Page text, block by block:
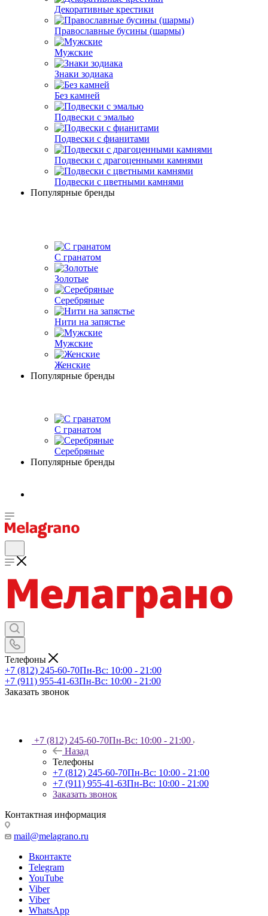
Декоративные крестики
Православные бусины (шармы)
Мужские
Знаки зодиака
Без камней
Подвески с эмалью
Подвески с фианитами
Подвески с драгоценными камнями
Подвески с цветными камнями
Популярные бренды
С гранатом
Золотые
Серебряные
Нити на запястье
Мужские
Женские
Популярные бренды
С гранатом
Серебряные
Популярные бренды
Телефоны
+7 (812) 245-60-70Пн-Вс: 10:00 - 21:00
+7 (911) 955-41-63Пн-Вс: 10:00 - 21:00
Заказать звонок
+7 (812) 245-60-70Пн-Вс: 10:00 - 21:00
Назад
Телефоны
+7 (812) 245-60-70Пн-Вс: 10:00 - 21:00
+7 (911) 955-41-63Пн-Вс: 10:00 - 21:00
Заказать звонок
Контактная информация
mail@melagrano.ru
Вконтакте
Telegram
YouTube
Viber
Viber
WhatsApp